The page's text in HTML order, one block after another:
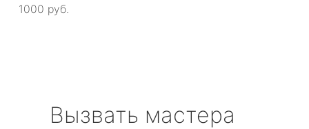
1000 руб.
Вызвать мастера